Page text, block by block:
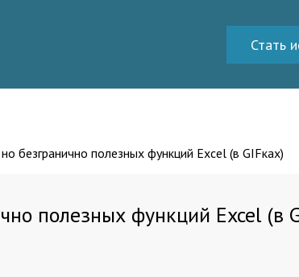
Стать
безгранично полезных функций Excel (в GIFках)
полезных функций Excel (в